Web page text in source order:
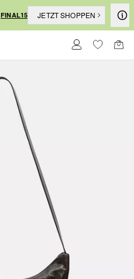
FINAL15 JETZT SHOPPEN